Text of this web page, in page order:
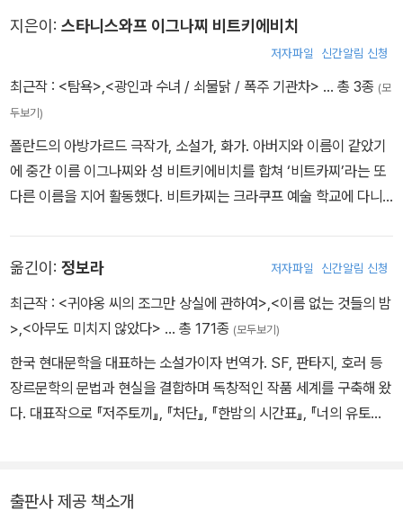
(「쇠물닭」)
지은이: 스타니스와프 이그나찌 비트키에비치
저자파일 신간알림 신청
최근작 : <탐욕> <광인과 수녀 / 쇠물닭 / 폭주 기관차> … 총 3종 (모
두보기)
폴란드의 아방가르드 극작가, 소설가, 화가. 아버지와 이름이 같았기
에 중간 이름 이그나찌와 성 비트키에비치를 합쳐 ‘비트카찌’라는 또
다른 이름을 지어 활동했다. 비트카찌는 크라쿠프 예술 학교에 다니
전이 발발하자 당시 폴란드를 지배하고 있었던 러시아제국의 기병대
에 입대하고, 1917년 전역한다. 1918년 폴란드로 귀환한 비트카찌는
이후 전시회를 열고 “S. I. 비트키에비치 초상화 회사”라 자칭하며 여
필하기 시작한다. 부조리극의 선구 격인 비트카찌의 희곡은 예술이
형이상학적이고 추상적인 고양감과 절대적인 아름다움을 불러일으켜
야 한다는 ‘순수한 형태’ 이론을 바탕으로 한다. 비트카찌는 희곡 「실
카」, 「어머니」, 「벨제부브 소나타」, 「구두 수선공들」, 소설 『가을에 보
옮긴이: 정보라 저자파일 신간알림 신청
최근작 : <귀야옹 씨의 조그만 상실에 관하여> <이름 없는 것들의 밤
> <아무도 미치지 않았다> … 총 171종 (모두보기)
한국 현대문학을 대표하는 소설가이자 번역가. SF, 판타지, 호러 등
장르문학의 문법과 현실을 결합하며 독창적인 작품 세계를 구축해 왔
다. 대표작으로 『저주토끼』, 『처단』, 『한밤의 시간표』, 『너의 유토피
K. 딕상 후보로 선정되었다. 『한밤의 시간표』와 『붉은 칼』은 2026년
출판사 제공 책소개